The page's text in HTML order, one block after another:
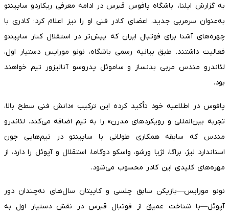
به گزارش ایلنا، باشگاه پافوس قبرس در ادامه معرفی ریکاردو ساپینتو
به‌عنوان سرمربی جدید، اعضای کادر فنی او را نیز اعلام کرد؛ کادری با
چهره‌های آشنا برای فوتبال ایران که پیش‌تر در استقلال کنار ساپینتو
فعالیت داشتند. طبق بیانیه رسمی باشگاه، نونو مورایس دستیار اول،
لئاندرو مندس مربی بدنساز و ساموئل پدروسو آنالیزور تیم خواهند
بود.
پافوس در اطلاعیه خود تأکید کرده این ترکیب «دانش فنی سطح بالا،
تجربه بین‌المللی و رویکردهای مدرن» را به تیم اضافه می‌کند. لئاندرو
مندس که سابقه همکاری طولانی با ساپینتو در تیم‌هایی چون
استاندارد لیژ، براگا، لژیا ورشو، واسکو دوگاما، استقلال و آپوئل را دارد، از
مهره‌های کلیدی این کادر محسوب می‌شود.
نونو مورایس—بازیکن سابق چلسی و کاپیتان سال‌های نه‌چندان دور
آپوئل—با شناخت عمیق از فوتبال قبرس در نقش دستیار اول به